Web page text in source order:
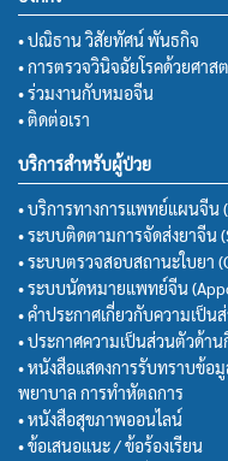
• ปณิธาน วิสัยทัศน์ พันธกิจ
• การตรวจวินิจฉัยโรคด้วยศา
• ร่วมงานกับหมอจีน
• ติดต่อเรา
บริการสำหรับผู้ป่วย
• บริการทางการแพทย์แผนจีน
• ระบบติดตามการจัดส่งยาจีน
• ระบบตรวจสอบสถานะใบยา
• ระบบนัดหมายแพทย์จีน
• คำประกาศเกี่ยวกับความเป็น
• ประกาศความเป็นส่วนตัวด้า
• หนังสือแสดงการรับทราบข้อ
พยาบาล การทำหัตถการ
• หนังสือสุขภาพออนไลน์
• ข้อเสนอแนะ / ข้อร้องเรียน